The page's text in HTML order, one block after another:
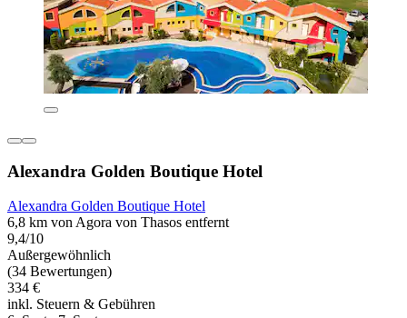
Alexandra Golden Boutique Hotel
Alexandra Golden Boutique Hotel
6,8 km von Agora von Thasos entfernt
9,4/10
Außergewöhnlich
(34 Bewertungen)
334 €
inkl. Steuern & Gebühren